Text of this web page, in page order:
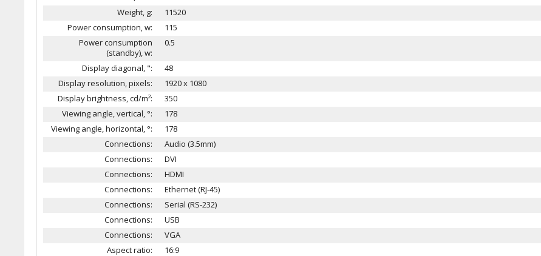
Weight, g:
11520
Power consumption, w:
115
Power consumption
(standby), w:
0.5
Display diagonal, ":
48
Display resolution, pixels:
1920 x 1080
Display brightness, cd/m²:
350
Viewing angle, vertical, °:
178
Viewing angle, horizontal, °:
178
Connections:
Audio (3.5mm)
Connections:
DVI
Connections:
HDMI
Connections:
Ethernet (RJ-45)
Connections:
Serial (RS-232)
Connections:
USB
Connections:
VGA
Aspect ratio:
16:9